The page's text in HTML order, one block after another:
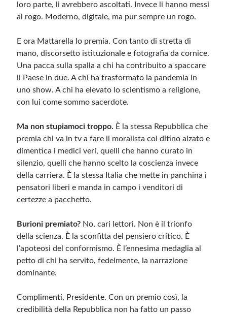
loro parte, li avrebbero ascoltati. Invece li hanno messi
al rogo. Moderno, digitale, ma pur sempre un rogo.
E ora Mattarella lo premia. Con tanto di stretta di
mano, discorsetto istituzionale e fotografia da cornice.
Una pacca sulla spalla a chi ha contribuito a spaccare
il Paese in due. A chi ha trasformato la pandemia in
uno show. A chi ha elevato lo scientismo a religione,
con lui come sommo sacerdote.
Ma non stupiamoci troppo. È la stessa Repubblica che
premia chi va in tv a fare il moralista col ditino alzato e
dimentica i medici veri, quelli che hanno curato in
silenzio, quelli che hanno scelto la coscienza invece
della carriera. È la stessa Italia che mette in panchina i
pensatori liberi e manda in campo i venditori di
certezze a pacchetto.
Burioni premiato? No, cari lettori. Non è il trionfo
della scienza. È la sconfitta del pensiero critico. È
l’apoteosi del conformismo. È l’ennesima medaglia al
petto di chi ha servito, fedelmente, la narrazione
dominante.
Complimenti, Presidente. Con un premio così, la
credibilità della Repubblica non ha fatto un passo